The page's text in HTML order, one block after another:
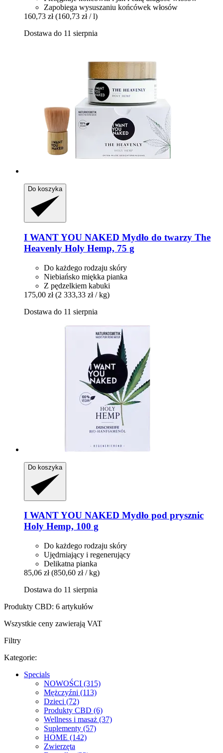
Zapobiega wysuszaniu końcówek włosów
160,73 zł (160,73 zł / l)
Dostawa do 11 sierpnia
Do koszyka
I WANT YOU NAKED Mydło do twarzy The
Heavenly Holy Hemp, 75 g
Do każdego rodzaju skóry
Niebiańsko miękka pianka
Z pędzelkiem kabuki
175,00 zł (2 333,33 zł / kg)
Dostawa do 11 sierpnia
Do koszyka
I WANT YOU NAKED Mydło pod prysznic
Holy Hemp, 100 g
Do każdego rodzaju skóry
Ujędrniający i regenerujący
Delikatna pianka
85,06 zł (850,60 zł / kg)
Dostawa do 11 sierpnia
Produkty CBD: 6 artykułów
Wszystkie ceny zawierają VAT
Filtry
Kategorie:
Specials
NOWOŚCI (315)
Mężczyźni (113)
Dzieci (72)
Produkty CBD (6)
Wellness i masaż (37)
Suplementy (57)
HOME (142)
Zwierzęta